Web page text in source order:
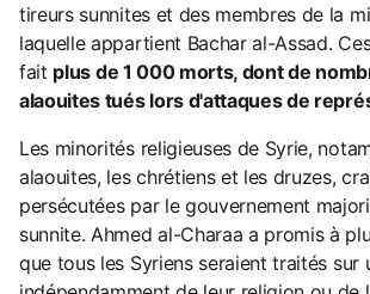
tireurs sunnites et des membres de la
laquelle appartient Bachar al-Assad.
fait plus de 1 000 morts, dont de
alaouites tués lors d'attaques de
Les minorités religieuses de Syrie,
alaouites, les chrétiens et les druzes,
persécutées par le gouvernement
sunnite. Ahmed al-Charaa a promis à
que tous les Syriens seraient traités sur